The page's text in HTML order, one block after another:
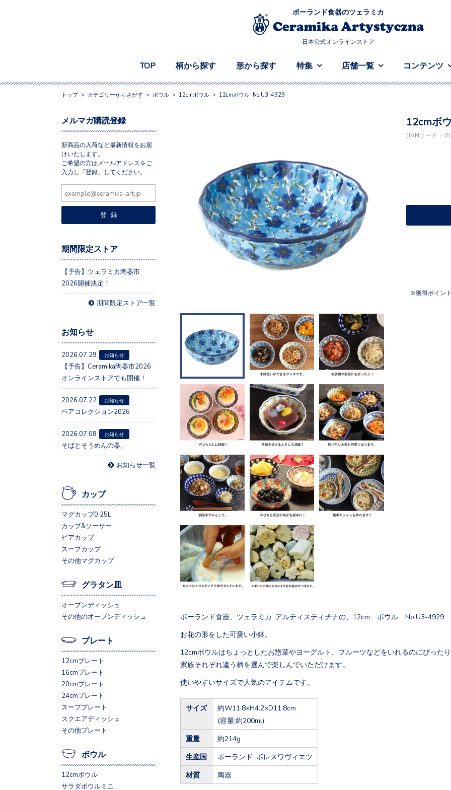
ポーランド食器のツェラミカ
日本公式オンラインストア
TOP 柄から探す 形から探す 特集 店舗一覧 コンテンツ
トップ> カテゴリーからさがす > ボウル > 12cmボウル > 12cmボウル No.U3-4929
12cmボ
(JANコード：
獲得ポイン
ポーランド食器、ツェラミカ アルティスティチナの、12cm ボウル No.U3-4929
お花の形をした可愛い小鉢。
12cmボウルはちょっとしたお惣菜やヨーグルト、フルーツなどをいれるのにぴった
家族それぞれ違う柄を選んで楽しんでいただけます。
使いやすいサイズで人気のアイテムです。
サイズ
約W11.8×H4.2×D11.8cm
(容量:約200ml)
重量 約214g
生産国 ポーランド ボレスワヴィエツ
材質 陶器
メルマガ購読登録
新商品の入荷など最新情報をお届
けいたします。
ご希望の方はメールアドレスをご
入力し「登録」してください。
期間限定ストア
【予告】ツェラミカ陶器市
2026開催決定！
期間限定ストア一覧
お知らせ
2026.07.29 お知らせ
【予告】Ceramika陶器市2026
オンラインストアでも開催！
2026.07.22 お知らせ
ペアコレクション2026
2026.07.08 お知らせ
そばとそうめんの器。
お知らせ一覧
カップ
マグカップ0.25L
カップ&ソーサー
ビアカップ
スープカップ
その他マグカップ
グラタン皿
オーブンディッシュ
その他のオーブンディッシュ
プレート
12cmプレート
16cmプレート
20cmプレート
24cmプレート
スーププレート
スクエアディッシュ
その他プレート
ボウル
12cmボウル
サラダボウルミニ